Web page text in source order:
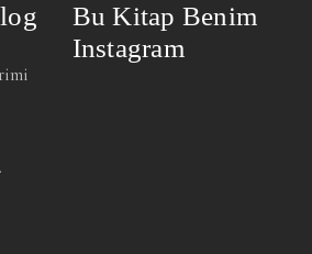
Bu Kitap Benim
Instagram